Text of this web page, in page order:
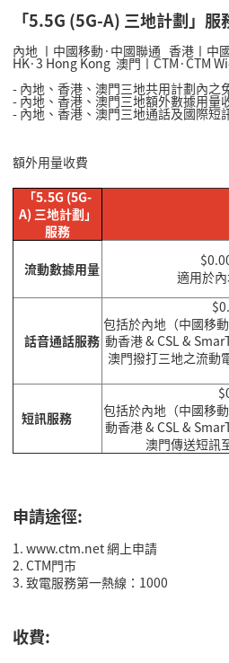
「5.5G (5G-A) 三地計劃」服
內地 〡中國移動·中國聯通 香港〡中
HK·3 Hong Kong 澳門〡CTM·CTM
- 內地、香港、澳門三地共用計劃內之
- 內地、香港、澳門三地額外數據用量
- 內地、香港、澳門三地通話及國際短
額外用量收費
「5.5G (5G-
A) 三地計劃」
服務
流動數據用量 $0.
適用於
話音通話服務
包括於內地（中國移
動香港 & CSL &
澳門撥打三地之流動
短訊服務
包括於內地（中國移
動香港 & CSL &
澳門傳送短訊
申請途徑:
1. www.ctm.net 網上申請
2. CTM門市
3. 致電服務第一熱線：1000
收費: